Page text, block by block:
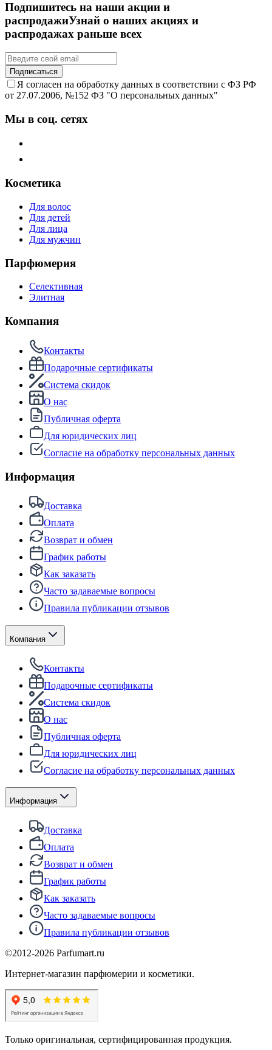
Подпишитесь на наши акции и
распродажиУзнай о наших акциях и
распродажах раньше всех
Подписаться
Я согласен на обработку данных в соответствии с ФЗ РФ
от 27.07.2006, №152 ФЗ "О персональных данных"
Мы в соц. сетях
Косметика
Для волос
Для детей
Для лица
Для мужчин
Парфюмерия
Селективная
Элитная
Компания
Контакты
Подарочные сертификаты
Система скидок
О нас
Публичная оферта
Для юридических лиц
Согласие на обработку персональных данных
Информация
Доставка
Оплата
Возврат и обмен
График работы
Как заказать
Часто задаваемые вопросы
Правила публикации отзывов
Компания
Контакты
Подарочные сертификаты
Система скидок
О нас
Публичная оферта
Для юридических лиц
Согласие на обработку персональных данных
Информация
Доставка
Оплата
Возврат и обмен
График работы
Как заказать
Часто задаваемые вопросы
Правила публикации отзывов
©2012-2026 Parfumart.ru
Интернет-магазин парфюмерии и косметики.
Только оригинальная, сертифицированная продукция.